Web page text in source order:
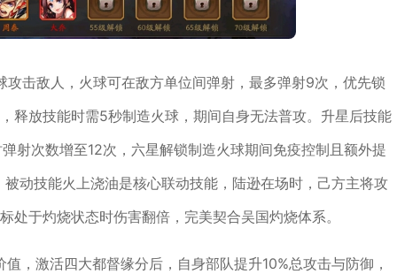
击敌人，火球可在敌方单位间弹射，最多弹射9次，优先锁
释放技能时需5秒制造火球，期间自身无法普攻。升星后技能
射次数增至12次，六星解锁制造火球期间免疫控制且额外提
动技能火上浇油是核心联动技能，陆逊在场时，己方主将攻
于灼烧状态时伤害翻倍，完美契合吴国灼烧体系。
，激活四大都督缘分后，自身部队提升10%总攻击与防御，